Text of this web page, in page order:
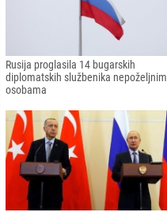
Rusija proglasila 14 bugarskih
diplomatskih službenika nepoželjnim
osobama